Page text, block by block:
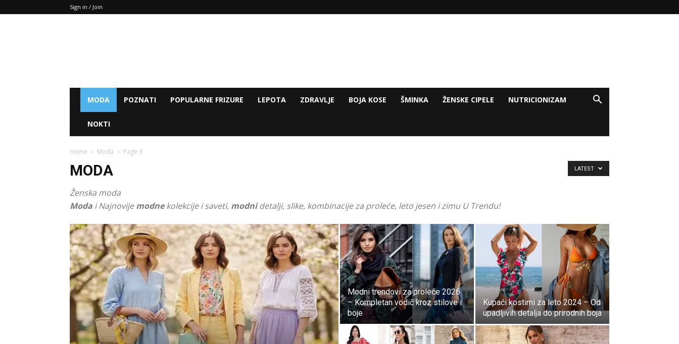
Sign in / Join
MODA POZNATI POPULARNE FRIZURE LEPOTA ZDRAVLJE BOJA KOSE ŠMINKA ŽENSKE CIPELE NUTRICIONIZAM
NOKTI
Home Moda Page 3
MODA
Ženska moda
Moda i Najnovijemodnekolekcije i saveti, modnidetalji, slike, kombinacije za proleće, leto jesen i zimu U Trendu!
LATEST
Modni trendovi za proleće 2026
– Kompletan vodič kroz stilove i
boje
Kupaći kostimi za leto 2024 – Od
upadljivih detalja do prirodnih boja